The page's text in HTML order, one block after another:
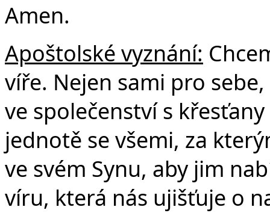
Amen.
Apoštolské vyznání:
víře. Nejen sami pro
ve společenství s
jednotě se všemi, za
ve svém Synu, aby jim
víru, která nás ujišťuje o